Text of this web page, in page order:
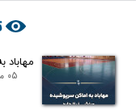
۰۵ مرداد ۰۵